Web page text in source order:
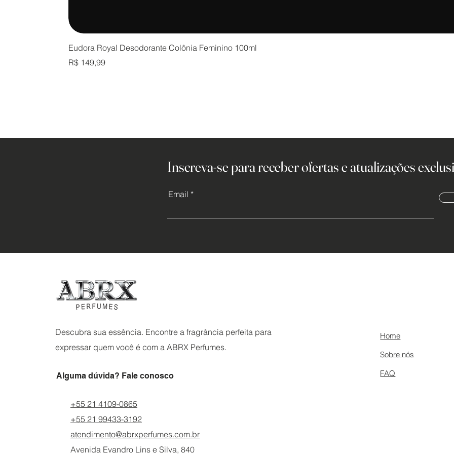
Eudora Royal Desodorante Colônia Feminino 100ml
Preço
R$ 149,99
Inscreva-se para receber ofertas e atualizações
Email
Descubra sua essência. Encontre a fragrância perfeita para
expressar quem você é com a ABRX Perfumes.
Alguma dúvida? Fale conosco
+55 21 4109-0865
+55 21 99433-3192
atendimento@abrxperfumes.com.br
Avenida Evandro Lins e Silva, 840
Home
Sobre nós
FAQ